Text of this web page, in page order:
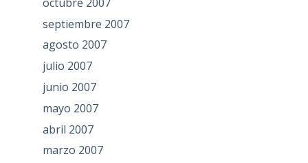
septiembre 2007
agosto 2007
julio 2007
junio 2007
mayo 2007
abril 2007
marzo 2007